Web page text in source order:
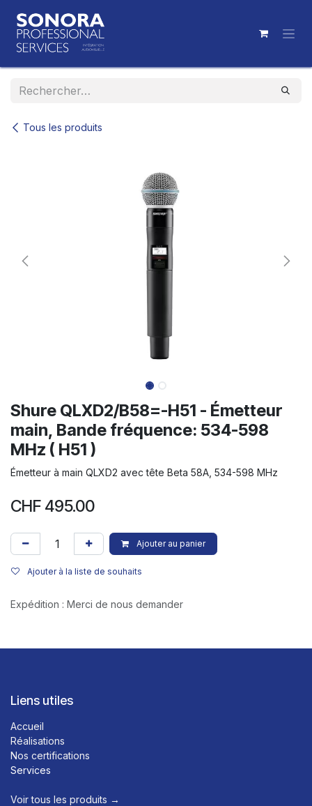
Tous les produits
Shure QLXD2/B58=-H51 - Émetteur
main, Bande fréquence: 534-598
MHz ( H51 )
Émetteur à main QLXD2 avec tête Beta 58A, 534-598 MHz
CHF 495.00
Ajouter au panier
Ajouter à la liste de souhaits
Expédition : Merci de nous demander
Liens utiles
Accueil
Réalisations
Nos certifications
Services
Voir tous les produits →​